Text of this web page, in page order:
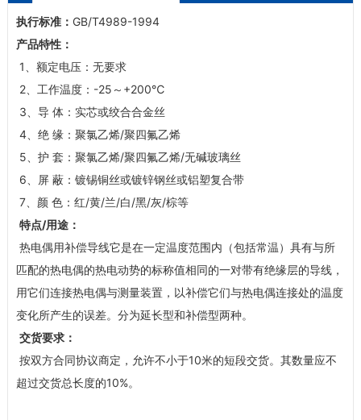
执行标准： GB/T4989-1994
产品特性：
1、额定电压：无要求
2、工作温度：-25～+200℃
3、导 体：实芯或绞合合金丝
4、绝 缘：聚氯乙烯/聚四氟乙烯
5、护 套：聚氯乙烯/聚四氟乙烯/无碱玻璃丝
6、屏 蔽：镀锡铜丝或镀锌钢丝或铝塑复合带
7、颜 色：红/黄/兰/白/黑/灰/棕等
特点/用途：
热电偶用补偿导线它是在一定温度范围内（包括常温）具有与所
匹配的热电偶的热电动势的标称值相同的一对带有绝缘层的导线，
用它们连接热电偶与测量装置，以补偿它们与热电偶连接处的温度
变化所产生的误差。分为延长型和补偿型两种。
交货要求：
按双方合同协议商定，允许不小于10米的短段交货。其数量应不
超过交货总长度的10%。